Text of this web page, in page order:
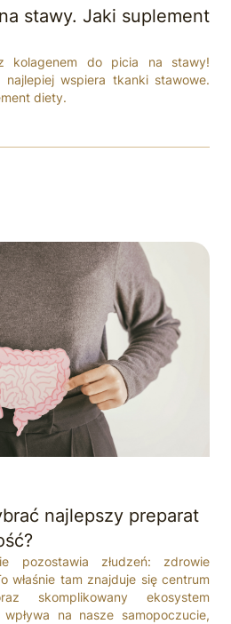
stawy. Jaki suplement
kolagenem do picia na stawy!
wspiera tkanki stawowe.
diety.
najlepszy preparat
pozostawia złudzeń: zdrowie
właśnie tam znajduje się centrum
skomplikowany ekosystem
na nasze samopoczucie,